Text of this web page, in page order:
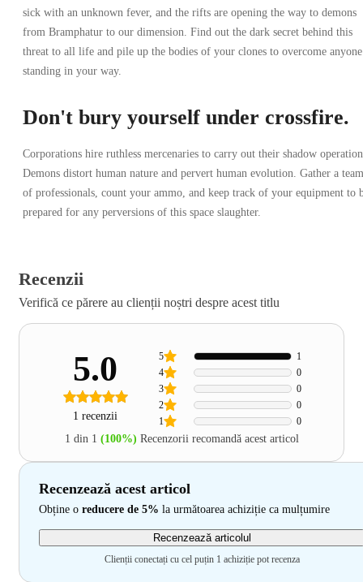
sick with an unknown fever, and the rifts are opening the way to demons
from Bramphatur to our dimension. Find out the dark secret behind this
threat to all life and pile up the bodies of your clones to overcome anyone
standing in your way.
Don't bury yourself under crossfire.
Corporations hire ruthless mercenaries to carry out their shadow
Demons distort human nature and pervert human evolution. Gather a team
of professionals, count your ammo, and keep track of your equipment to
prepared for any perversions of this space slaughter.
Recenzii
Verifică ce părere au clienții noștri despre acest titlu
5.0
1 recenzii 1 0
2 0
3 0
4 0
5 1
1 din 1 (100%) Recenzorii recomandă acest articol
Recenzează acest articol
Obține o reducere de 5% la următoarea achiziție ca mulțumire
Recenzează articolul
Clienții conectați cu cel puțin 1 achiziție pot recenza